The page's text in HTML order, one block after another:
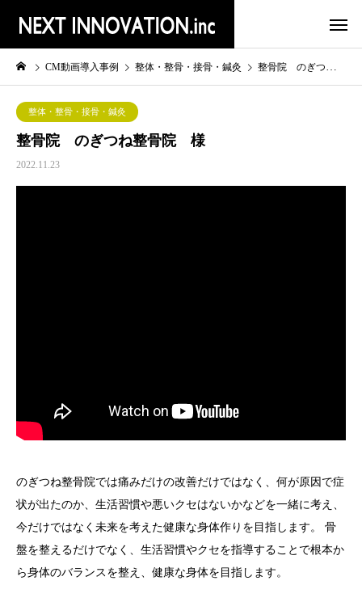
CM動画導入事例 整体・整骨・接骨・鍼灸 整骨院 のぎつね整骨院 様
整体・整骨・接骨・鍼灸
整骨院 のぎつね整骨院 様
2022.11.23
のぎつね整骨院では痛みだけの改善だけではなく、何が原因で症
状が出たのか、生活習慣や悪いクセはないかなどを一緒に考え、
今だけではなく未来を考えた健康な身体作りを目指します。 骨
盤を整えるだけでなく、生活習慣やクセを指導することで根本か
ら身体のバランスを整え、健康な身体を目指します。